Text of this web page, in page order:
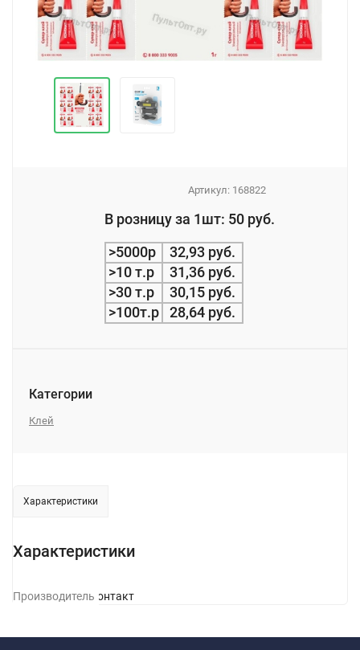
Артикул: 168822
В розницу за 1шт: 50 руб.
>5000р
32,93 руб.
>10 т.р
31,36 руб.
>30 т.р
30,15 руб.
>100т.р
28,64 руб.
Категории
Клей
Характеристики
Характеристики
ПроизводительКонтакт